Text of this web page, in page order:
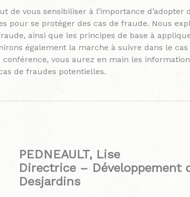
de vous sensibiliser à l’importance d’adopter
pour se protéger des cas de fraude. Nous
ainsi que les principes de base à
également la marche à suivre dans le
vous aurez en main les
de fraudes potentielles.
PEDNEAULT, Lise
Directrice – Développement
Desjardins